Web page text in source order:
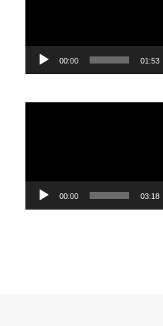
00:00 01:53
00:00 03:18